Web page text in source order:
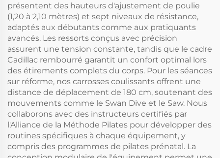
présentent des hauteurs d'ajustement de poulie
(1,20 à 2,10 mètres) et sept niveaux de résistance,
adaptés aux débutants comme aux pratiquants
avancés. Les ressorts conçus avec précision
assurent une tension constante, tandis que le cadre
Cadillac rembourré garantit un confort optimal lors
des étirements complets du corps. Pour les séances
sur réforme, nos carrosses coulissants offrent une
distance de déplacement de 180 cm, soutenant des
mouvements comme le Swan Dive et le Saw. Nous
collaborons avec des instructeurs certifiés par
l'Alliance de la Méthode Pilates pour développer des
routines spécifiques à chaque équipement, y
compris des programmes de pilates prénatal. La